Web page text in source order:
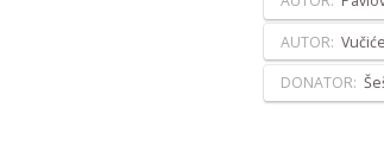
AUTOR:
DONATOR: